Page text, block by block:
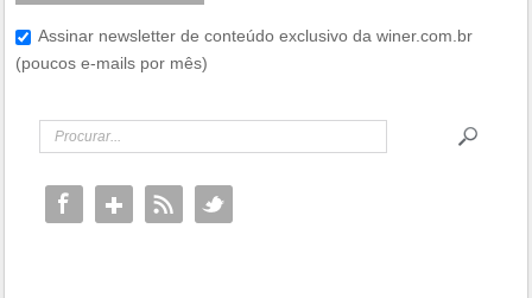
Assinar newsletter de conteúdo exclusivo da winer.com.br
(poucos e-mails por mês)